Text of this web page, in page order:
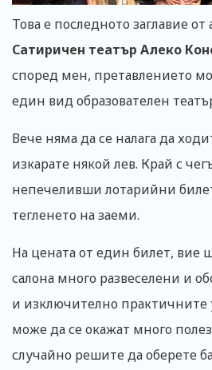
Това е последното заглавие
Сатиричен театър Алеко
според мен, претавлението
един вид образователен
Вече няма да се налага да
изкарате някой лев. Край с
непечеливши лотарийни
тегленето на заеми.
На цената от един билет, вие
салона много развеселени и
и изключително практичните
може да се окажат много
случайно решите да оберете